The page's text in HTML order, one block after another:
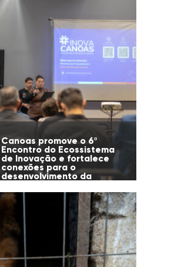
Canoas promove o 6º
Encontro do Ecossistema
de Inovação e fortalece
conexões para o
desenvolvimento da